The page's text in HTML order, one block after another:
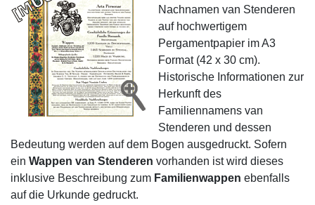
Nachnamen van Stenderen
auf hochwertigem
Pergamentpapier im A3
Format (42 x 30 cm).
Historische Informationen zur
Herkunft des
Familiennamens van
Stenderen und dessen
Bedeutung werden auf dem Bogen ausgedruckt. Sofern
ein Wappen van Stenderen vorhanden ist wird dieses
inklusive Beschreibung zum Familienwappen ebenfalls
auf die Urkunde gedruckt.